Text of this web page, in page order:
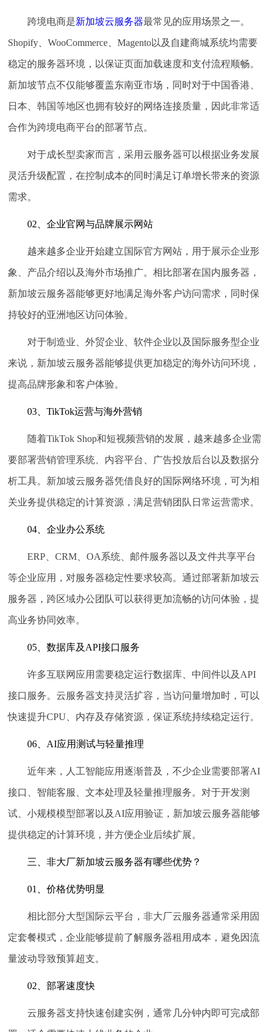
跨境电商是新加坡云服务器最常见的应用场景之一。
Shopify、WooCommerce、Magento以及自建商城系统均需要
稳定的服务器环境，以保证页面加载速度和支付流程顺畅。
新加坡节点不仅能够覆盖东南亚市场，同时对于中国香港、
日本、韩国等地区也拥有较好的网络连接质量，因此非常适
合作为跨境电商平台的部署节点。
对于成长型卖家而言，采用云服务器可以根据业务发展
灵活升级配置，在控制成本的同时满足订单增长带来的资源
需求。
02、企业官网与品牌展示网站
越来越多企业开始建立国际官方网站，用于展示企业形
象、产品介绍以及海外市场推广。相比部署在国内服务器，
新加坡云服务器能够更好地满足海外客户访问需求，同时保
持较好的亚洲地区访问体验。
对于制造业、外贸企业、软件企业以及国际服务型企业
来说，新加坡云服务器能够提供更加稳定的海外访问环境，
提高品牌形象和客户体验。
03、TikTok运营与海外营销
随着TikTok Shop和短视频营销的发展，越来越多企业需
要部署营销管理系统、内容平台、广告投放后台以及数据分
析工具。新加坡云服务器凭借良好的国际网络环境，可为相
关业务提供稳定的计算资源，满足营销团队日常运营需求。
04、企业办公系统
ERP、CRM、OA系统、邮件服务器以及文件共享平台
等企业应用，对服务器稳定性要求较高。通过部署新加坡云
服务器，跨区域办公团队可以获得更加流畅的访问体验，提
高业务协同效率。
05、数据库及API接口服务
许多互联网应用需要稳定运行数据库、中间件以及API
接口服务。云服务器支持灵活扩容，当访问量增加时，可以
快速提升CPU、内存及存储资源，保证系统持续稳定运行。
06、AI应用测试与轻量推理
近年来，人工智能应用逐渐普及，不少企业需要部署AI
接口、智能客服、文本处理及轻量推理服务。对于开发测
试、小规模模型部署以及AI应用验证，新加坡云服务器能够
提供稳定的计算环境，并方便企业后续扩展。
三、非大厂新加坡云服务器有哪些优势？
01、价格优势明显
相比部分大型国际云平台，非大厂云服务器通常采用固
定套餐模式，企业能够提前了解服务器租用成本，避免因流
量波动导致预算超支。
02、部署速度快
云服务器支持快速创建实例，通常几分钟内即可完成部